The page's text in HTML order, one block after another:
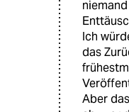
Ich
das
Aber